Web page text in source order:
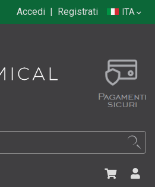
ITA
Accedi | Registrati